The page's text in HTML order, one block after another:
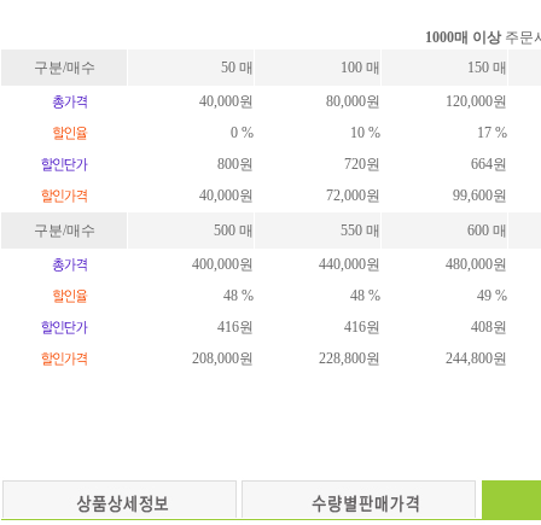
1000매 이상주문
구분/매수
50 매 100 매
150 매
40,000원
80,000원
120,000원
0 %
10 %
17 %
800원
720원
664원
40,000원
72,000원 99,600원
구분/매수 500 매 550 매
600 매
400,000원
440,000원
480,000원
48 %
48 %
49 %
416원
416원
408원
208,000원
228,800원 244,800원